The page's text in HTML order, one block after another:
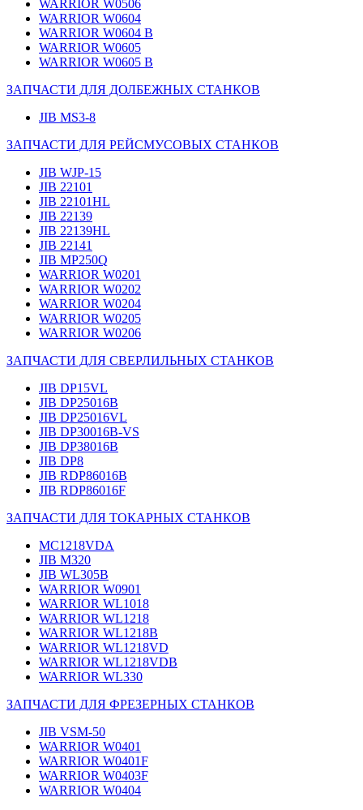
WARRIOR W0506
WARRIOR W0604
WARRIOR W0604 B
WARRIOR W0605
WARRIOR W0605 B
ЗАПЧАСТИ ДЛЯ ДОЛБЕЖНЫХ СТАНКОВ
JIB MS3-8
ЗАПЧАСТИ ДЛЯ РЕЙСМУСОВЫХ СТАНКОВ
JIB WJP-15
JIB 22101
JIB 22101HL
JIB 22139
JIB 22139HL
JIB 22141
JIB MP250Q
WARRIOR W0201
WARRIOR W0202
WARRIOR W0204
WARRIOR W0205
WARRIOR W0206
ЗАПЧАСТИ ДЛЯ СВЕРЛИЛЬНЫХ СТАНКОВ
JIB DP15VL
JIB DP25016B
JIB DP25016VL
JIB DP30016B-VS
JIB DP38016B
JIB DP8
JIB RDP86016B
JIB RDP86016F
ЗАПЧАСТИ ДЛЯ ТОКАРНЫХ СТАНКОВ
MC1218VDA
JIB M320
JIB WL305B
WARRIOR W0901
WARRIOR WL1018
WARRIOR WL1218
WARRIOR WL1218B
WARRIOR WL1218VD
WARRIOR WL1218VDB
WARRIOR WL330
ЗАПЧАСТИ ДЛЯ ФРЕЗЕРНЫХ СТАНКОВ
JIB VSM-50
WARRIOR W0401
WARRIOR W0401F
WARRIOR W0403F
WARRIOR W0404